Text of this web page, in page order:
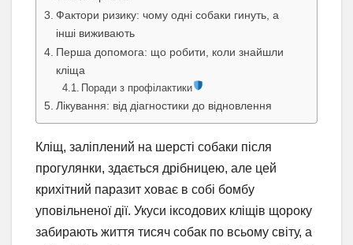
Фактори ризику: чому одні собаки гинуть, а
інші виживають
Перша допомога: що робити, коли знайшли
кліща
Поради з профілактики
Лікування: від діагностики до відновлення
Кліщ, заліплений на шерсті собаки після
прогулянки, здається дрібницею, але цей
крихітний паразит ховає в собі бомбу
уповільненої дії. Укуси іксодових кліщів щороку
забирають життя тисяч собак по всьому світу, а